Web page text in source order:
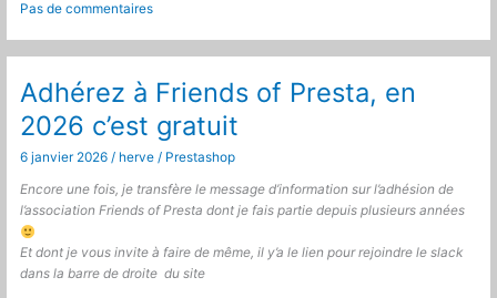
et
mise
à
jour
du
module
Pas de commentaires
Adhérez à Friends of Presta, en
2026 c’est gratuit
6 janvier 2026 / herve / Prestashop
Encore une fois, je transfère le message d’information sur l’adhésion de
l’association Friends of Presta dont je fais partie depuis plusieurs années
Et dont je vous invite à faire de même, il y’a le lien pour rejoindre le slack
dans la barre de droite du site